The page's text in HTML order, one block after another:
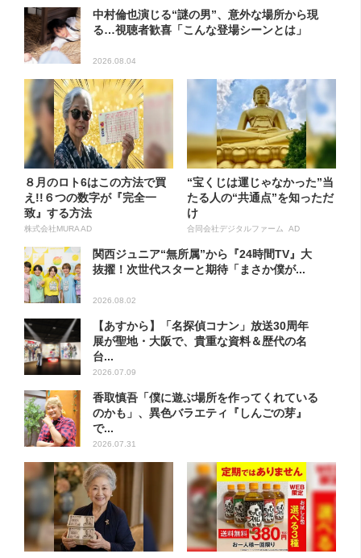
中村倫也演じる“謎の男”、意外な場所から現
る…視聴者歓喜「こんな登場シーンとは」
2026.08.04
８月のロト6はこの方法で買
え!!６つの数字が『完全一
致』する方法
株式会社MURA AD
“宝くじは運じゃなかった”当
たる人の“共通点”を知っただ
け
合同会社デジタルファーム AD
関西ジュニア“無所属”から『24時間TV』大
抜擢！次世代スターと期待「まさか僕が...
2026.08.02
【あすから】「名探偵コナン」放送30周年
展が聖地・大阪で、貴重な資料＆歴代の名
台...
2026.07.09
香取慎吾「僕に遊ぶ場所を作ってくれている
のかも」、異色バラエティ『しんごの芽』
で...
2026.07.31